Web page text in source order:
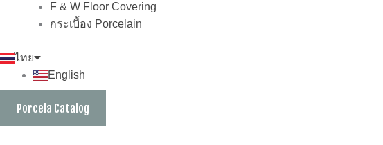
F & W Floor Covering
กระเบื้อง Porcelain
ไทย
English
Porcela Catalog